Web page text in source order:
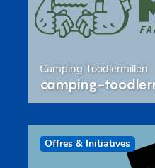
Camping Toodlermillen
camping-
Offres & Initiatives